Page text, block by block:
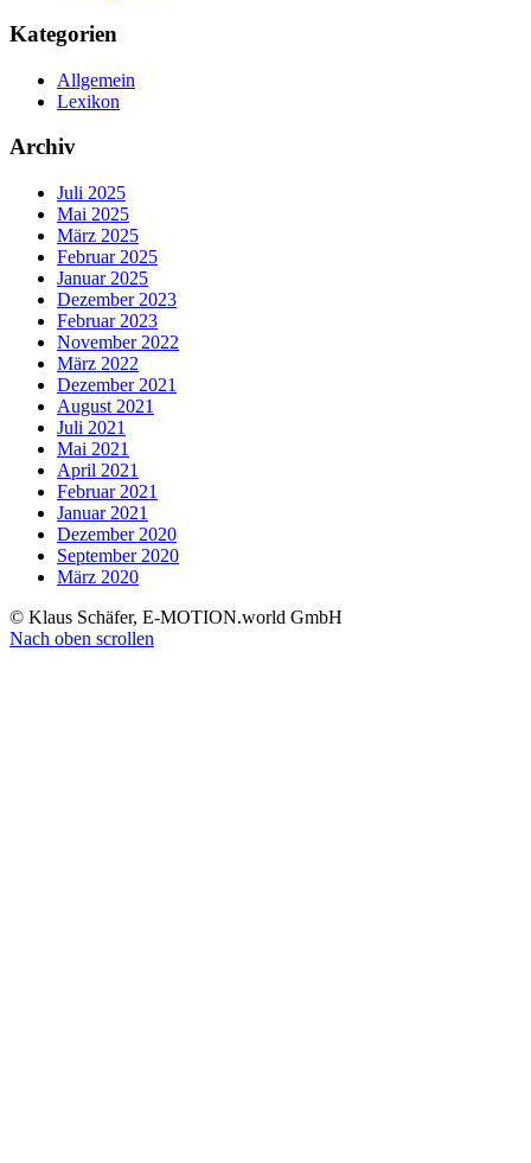
Kategorien
Allgemein
Lexikon
Archiv
Juli 2025
Mai 2025
März 2025
Februar 2025
Januar 2025
Dezember 2023
Februar 2023
November 2022
März 2022
Dezember 2021
August 2021
Juli 2021
Mai 2021
April 2021
Februar 2021
Januar 2021
Dezember 2020
September 2020
März 2020
© Klaus Schäfer, E-MOTION.world GmbH
Nach oben scrollen